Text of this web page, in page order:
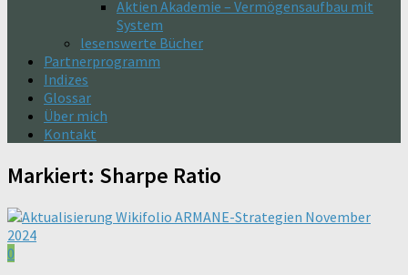
Aktien Akademie – Vermögensaufbau mit
System
lesenswerte Bücher
Partnerprogramm
Indizes
Glossar
Über mich
Kontakt
Markiert: Sharpe Ratio
0